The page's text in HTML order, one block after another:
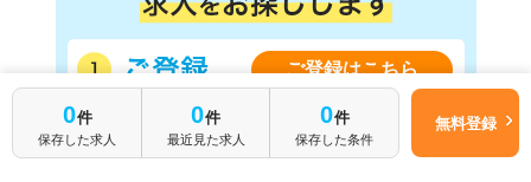
0件
保存した求人
0件
最近見た求人
0件
保存した条件
無料登録
ご登録はこちら
無料転職サポートに申し込む
はじめて転職